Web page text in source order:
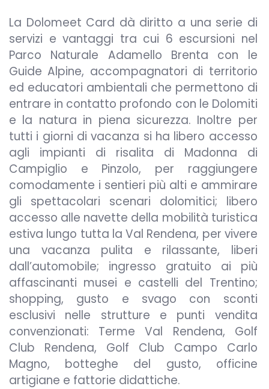
La Dolomeet Card dà diritto a una serie di
servizi e vantaggi tra cui 6 escursioni nel
Parco Naturale Adamello Brenta con le
Guide Alpine, accompagnatori di territorio
ed educatori ambientali che permettono di
entrare in contatto profondo con le Dolomiti
e la natura in piena sicurezza. Inoltre per
tutti i giorni di vacanza si ha libero accesso
agli impianti di risalita di Madonna di
Campiglio e Pinzolo, per raggiungere
comodamente i sentieri più alti e ammirare
gli spettacolari scenari dolomitici; libero
accesso alle navette della mobilità turistica
estiva lungo tutta la Val Rendena, per vivere
una vacanza pulita e rilassante, liberi
dall’automobile; ingresso gratuito ai più
affascinanti musei e castelli del Trentino;
shopping, gusto e svago con sconti
esclusivi nelle strutture e punti vendita
convenzionati: Terme Val Rendena, Golf
Club Rendena, Golf Club Campo Carlo
Magno, botteghe del gusto, officine
artigiane e fattorie didattiche.